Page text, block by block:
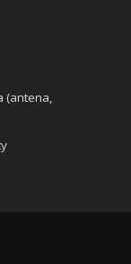
(antena,